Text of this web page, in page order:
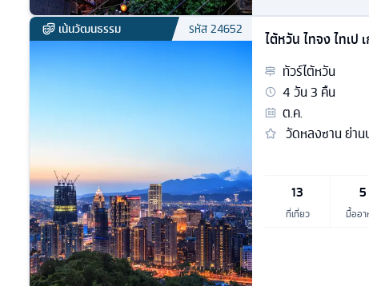
เน้นวัฒนธรรม รหัส24652
ไต้หวัน ไทจง ไทเป
ทัวร์ไต้หวัน
4วัน3 คืน
ต.ค.
วัดหลงซาน ย่า
13
ที่เที่ยว
5
มื้ออา